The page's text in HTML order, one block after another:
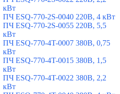
кВт
ПЧ ESQ-770-2S-0040 220В, 4 кВт
ПЧ ESQ-770-2S-0055 220В, 5,5
кВт
ПЧ ESQ-770-4T-0007 380В, 0,75
кВт
ПЧ ESQ-770-4T-0015 380В, 1,5
кВт
ПЧ ESQ-770-4T-0022 380В, 2,2
кВт